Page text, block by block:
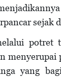
sejak
potret
yang